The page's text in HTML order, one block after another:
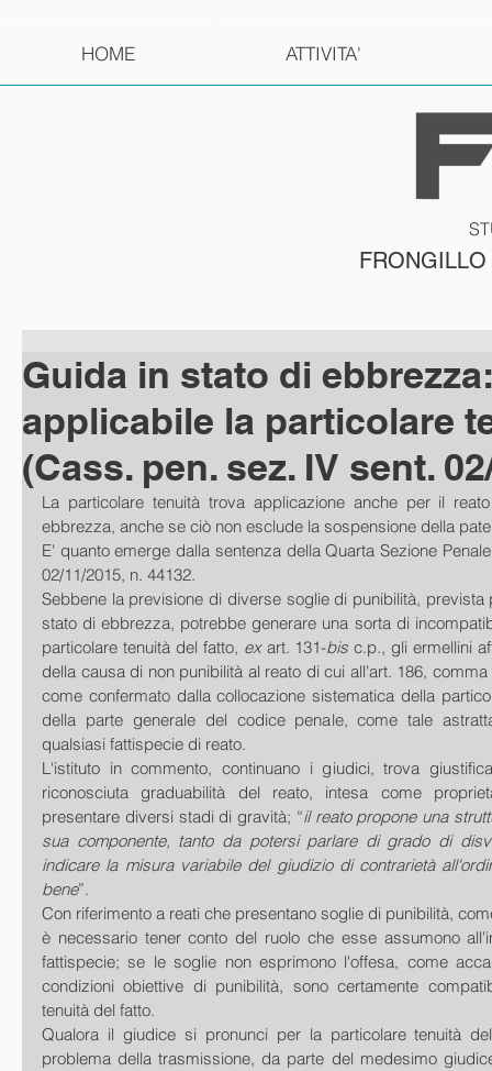
HOME ATTIVITA'
Guida in stato di ebbrezza:
applicabile la particolare
(Cass. pen. sez. IV sent.
La particolare tenuità trova applicazione anche per il
ebbrezza, anche se ciò non esclude la sospensione della
E' quanto emerge dalla sentenza della Quarta Sezione
02/11/2015, n. 44132.
Sebbene la previsione di diverse soglie di punibilità, prevista
stato di ebbrezza, potrebbe generare una sorta di
particolare tenuità del fatto, ex art. 131-bis c.p., gli ermellini
della causa di non punibilità al reato di cui all'art. 186,
come confermato dalla collocazione sistematica della
della parte generale del codice penale, come tale
qualsiasi fattispecie di reato.
L'istituto in commento, continuano i giudici, trova
riconosciuta graduabilità del reato, intesa come
presentare diversi stadi di gravità; “il reato propone una
sua componente, tanto da potersi parlare di grado di
indicare la misura variabile del giudizio di contrarietà
bene”.
Con riferimento a reati che presentano soglie di punibilità,
è necessario tener conto del ruolo che esse assumono
fattispecie; se le soglie non esprimono l'offesa, come
condizioni obiettive di punibilità, sono certamente
tenuità del fatto.
Qualora il giudice si pronunci per la particolare tenuità
problema della trasmissione, da parte del medesimo